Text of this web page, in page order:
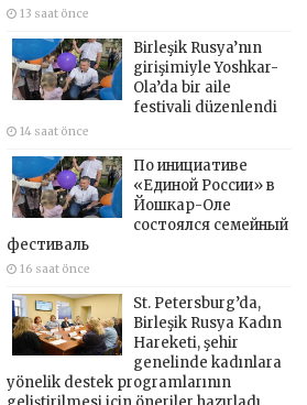
13 saat önce
Birleşik Rusya’nın
girişimiyle Yoshkar-
Ola’da bir aile
festivali düzenlendi
14 saat önce
По инициативе
«Единой России» в
Йошкар-Оле
состоялся семейный
фестиваль
16 saat önce
St. Petersburg’da,
Birleşik Rusya Kadın
Hareketi, şehir
genelinde kadınlara
yönelik destek programlarının